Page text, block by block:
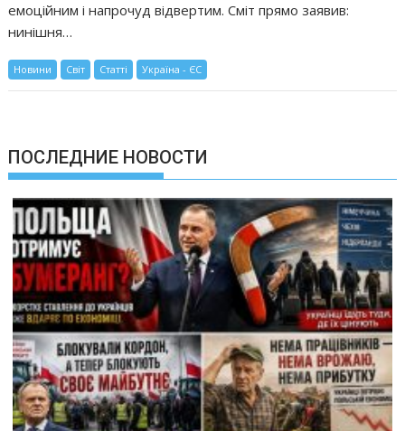
емоційним і напрочуд відвертим. Сміт прямо заявив:
нинішня…
Новини Світ Статті Україна - ЄС
ПОСЛЕДНИЕ НОВОСТИ